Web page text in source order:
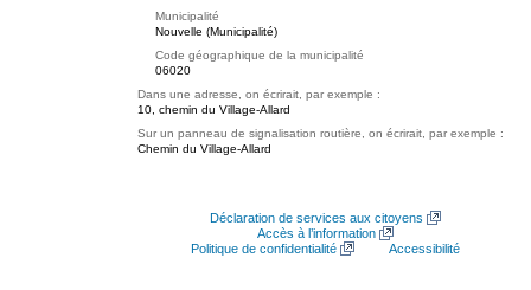
Municipalité
Nouvelle (Municipalité)
Code géographique de la municipalité
06020
Dans une adresse, on écrirait, par exemple :
10, chemin du Village-Allard
Sur un panneau de signalisation routière, on écrirait, par exemple :
Chemin du Village-Allard
Déclaration de services aux citoyens
Accès à l’information
Politique de confidentialité
Accessibilité